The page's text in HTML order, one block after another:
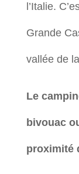
l’Italie.
Grande
vallée de
Le
bivouac
proximité